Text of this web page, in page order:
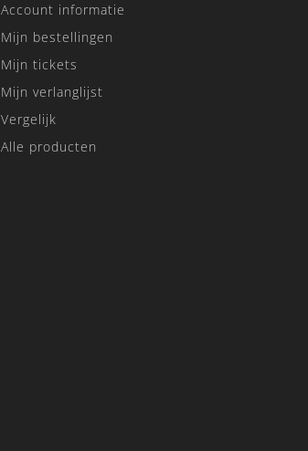
Account informatie
Mijn bestellingen
Mijn tickets
Mijn verlanglijst
Vergelijk
Alle producten